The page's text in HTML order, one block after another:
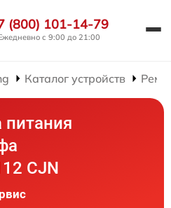
(800) 101-14-79
с 9:00 до 21:00
Каталог устройств
CJN